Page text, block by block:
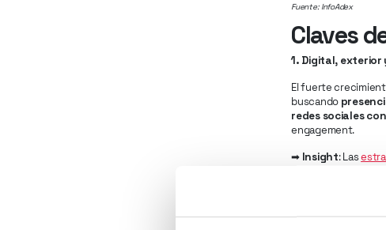
Fuente: InfoAdex
Claves
1. Digital,
El fuerte
buscando
redes sociales
engagement.
➡ Insight: Las
2. Search y TV,